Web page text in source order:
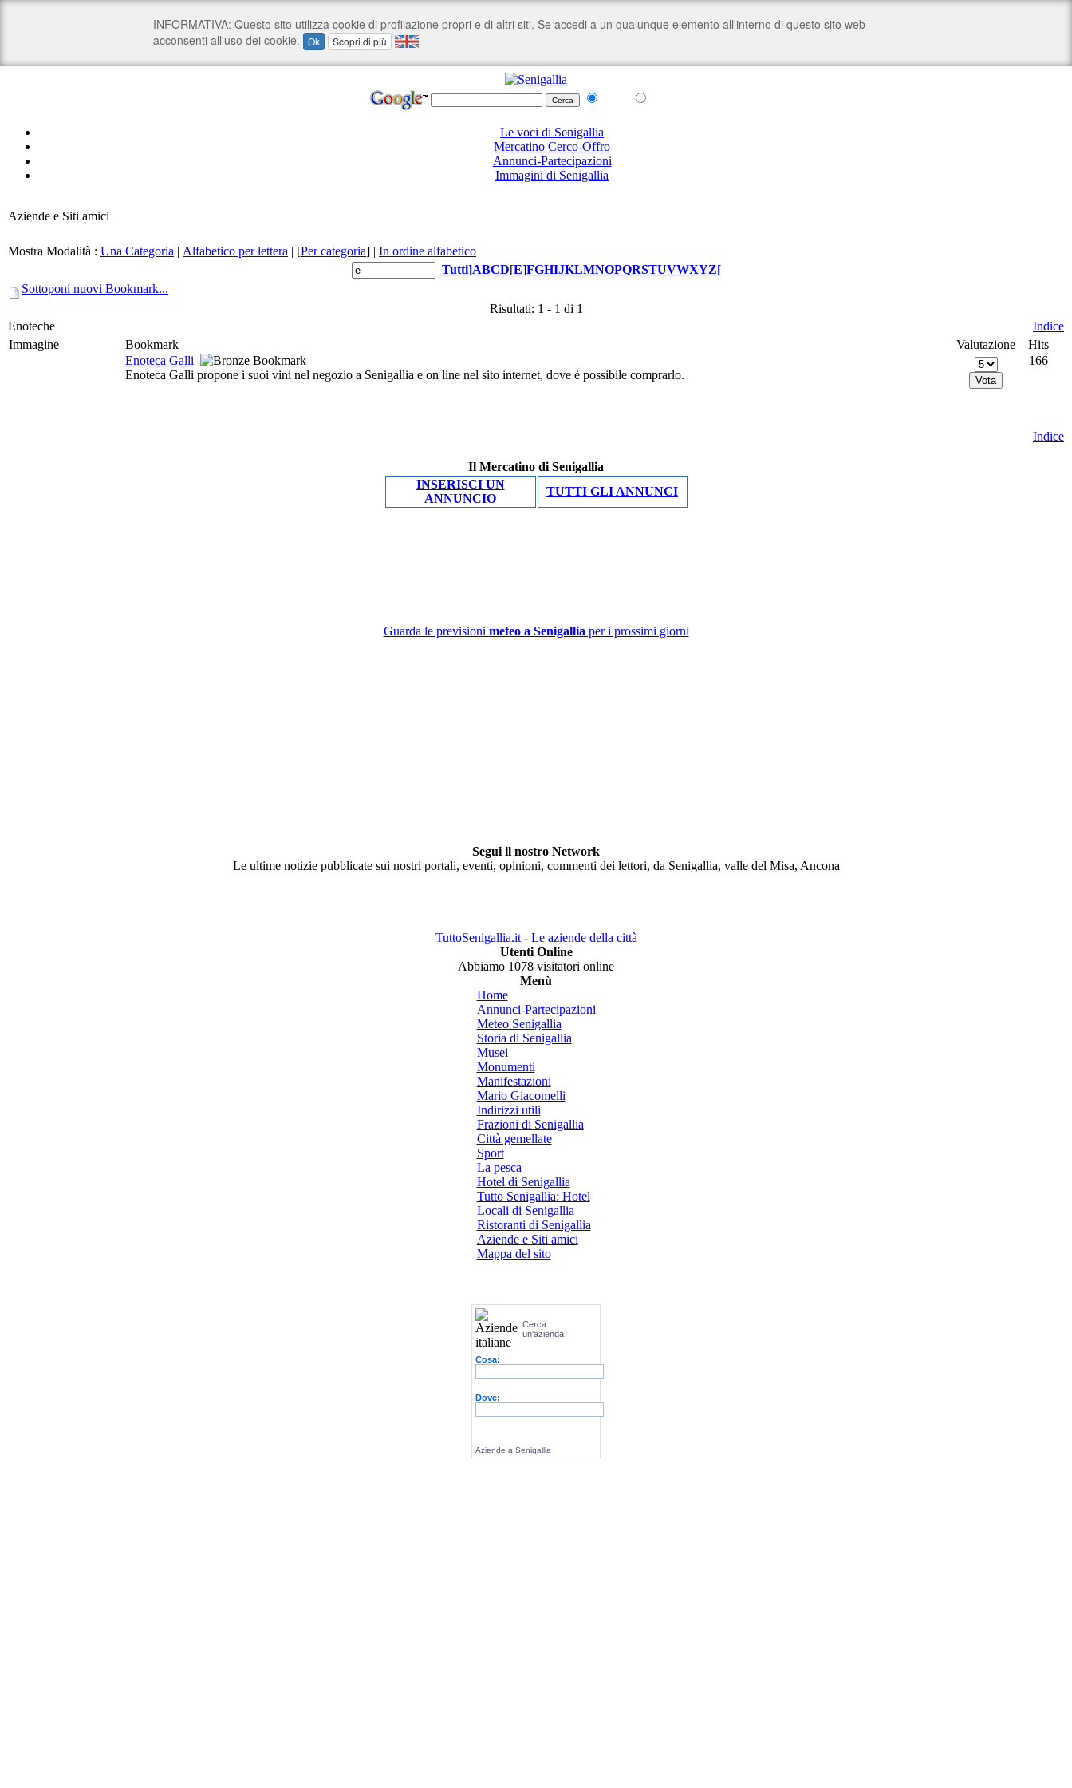
Le voci di Senigallia
Mercatino Cerco-Offro
Annunci-Partecipazioni
Immagini di Senigallia
Aziende e Siti amici
Mostra Modalità : Una Categoria | Alfabetico per lettera | [Per categoria] | In ordine alfabetico
Tutti]ABCD[E]FGHIJKLMNOPQRSTUVWXYZ[
Sottoponi nuovi Bookmark...
Risultati: 1 - 1 di 1
Enoteche
Indice
Immagine
Bookmark Valutazione
Hits
Enoteca Galli
Enoteca Galli propone i suoi vini nel negozio a Senigallia e on line nel sito internet, dove è possibile comprarlo.
166
Indice
Il Mercatino di Senigallia
INSERISCI UN
ANNUNCIO
TUTTI GLI ANNUNCI
Guarda le previsioni meteo a Senigallia per i prossimi giorni
Segui il nostro Network
Le ultime notizie pubblicate sui nostri portali, eventi, opinioni, commenti dei lettori, da Senigallia, valle del Misa, Ancona
TuttoSenigallia.it - Le aziende della città
Utenti Online
Abbiamo 1078 visitatori online
Menù
Home
Annunci-Partecipazioni
Meteo Senigallia
Storia di Senigallia
Musei
Monumenti
Manifestazioni
Mario Giacomelli
Indirizzi utili
Frazioni di Senigallia
Città gemellate
Sport
La pesca
Hotel di Senigallia
Tutto Senigallia: Hotel
Locali di Senigallia
Ristoranti di Senigallia
Aziende e Siti amici
Mappa del sito
Cerca
un'azienda
Cosa:
Dove:
Aziende a Senigallia